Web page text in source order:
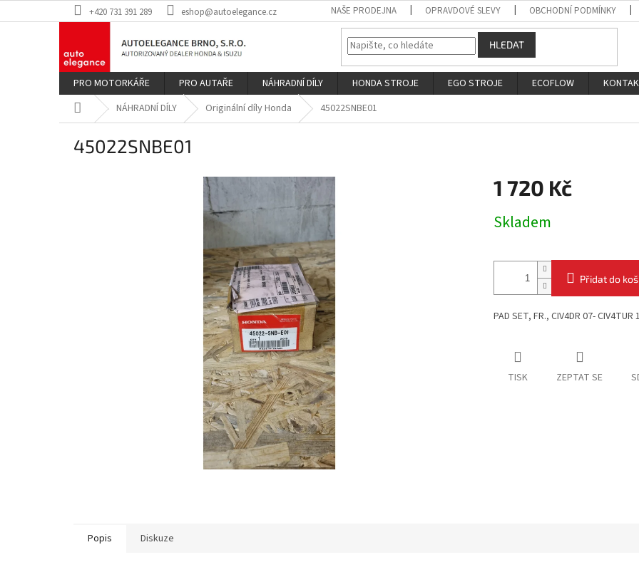
na
+420 731 391 289 eshop@autoelegance.cz NAŠE PRODEJNA OPRAVDOVÉ SLEVY OBCHODNÍ PODMÍNKY
HLEDAT
PRO MOTORKÁŘE PRO AUTAŘE NÁHRADNÍ DÍLY HONDA STROJE EGO STROJE ECOFLOW
Domů NÁHRADNÍ DÍLY Originální díly Honda 45022SNBE01
45022SNBE01
1 720 Kč
cena:
Skladem
Přidat do
PAD SET, FR., CIV4DR 07- CIV4TUR
TISK ZEPTAT SE
Popis Diskuze